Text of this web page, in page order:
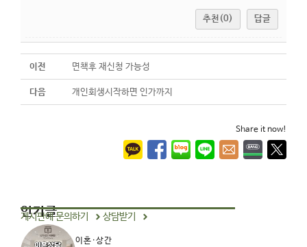
추천(0) 답글
이전 면책후 재신청 가능성
다음 개인회생시작하면 인가까지
Share it now!
인기글
게시판에 문의하기 상담받기
이혼·상간